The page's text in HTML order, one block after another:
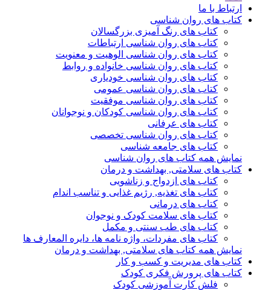
ارتباط با ما
کتاب های روان شناسی
کتاب های رنگ آمیزی بزرگسالان
کتاب های روان شناسی ارتباطات
کتاب های روان شناسی الوهیت و معنویت
کتاب های روان شناسی خانواده و روابط
کتاب های روان شناسی خودیاری
کتاب های روان شناسی عمومی
کتاب های روان شناسی موفقیت
کتاب های روان شناسی کودکان و نوجوانان
کتاب های عرفانی
کتاب های روان شناسی تخصصی
کتاب های جامعه شناسی
نمایش همه کتاب های روان شناسی
کتاب های سلامتی, بهداشت و درمان
کتاب های ازدواج و زناشویی
کتاب های تغذیه, رژیم غذایی و تناسب اندام
کتاب های درمانی
کتاب های سلامت کودک و نوجوان
کتاب های طب سنتی و مکمل
کتاب های مفردات، واژه نامه ها، دایره المعارف ها
نمایش همه کتاب های سلامتی, بهداشت و درمان
کتاب های مدیریت و کسب و کار
کتاب های پرورش فکری کودک
فلش کارت آموزشی کودک